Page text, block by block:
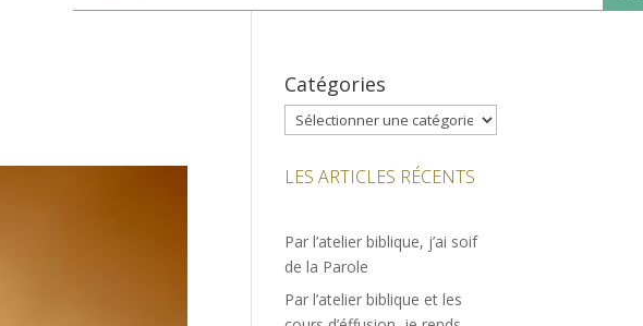
Catégories
Catégories
LES ARTICLES RÉCENTS
Par l’atelier biblique, j’ai soif
de la Parole
Par l’atelier biblique et les